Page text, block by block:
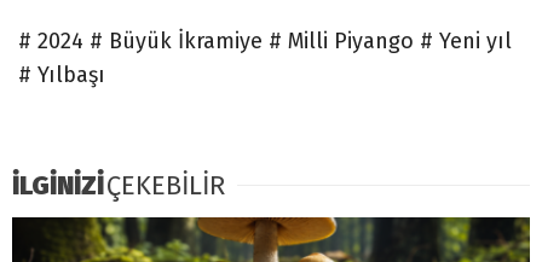
# 2024 # Büyük İkramiye # Milli Piyango # Yeni yıl
# Yılbaşı
İLGİNİZİÇEKEBİLİR